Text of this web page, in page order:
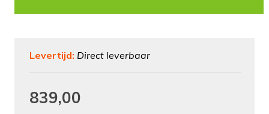
Levertijd: Direct leverbaar
839,00